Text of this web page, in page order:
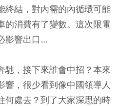
終結，對內需的內循環可能
的消費有了變數。這次限電
影響出口...
馳，接下來誰會中招？本來
響，很少看到像中國領導人
何處去？到了大家深思的時